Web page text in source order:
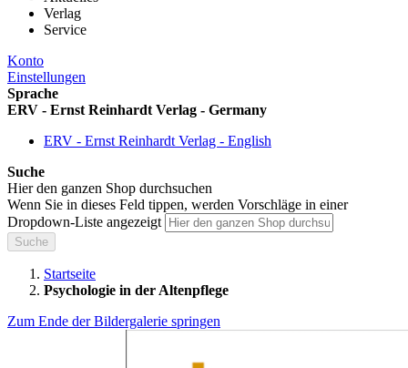
Verlag
Service
Konto
Einstellungen
Sprache
ERV - Ernst Reinhardt Verlag - Germany
ERV - Ernst Reinhardt Verlag - English
Suche
Hier den ganzen Shop durchsuchen
Wenn Sie in dieses Feld tippen, werden Vorschläge in einer
Dropdown-Liste angezeigt
Suche
Startseite
Psychologie in der Altenpflege
Zum Ende der Bildergalerie springen